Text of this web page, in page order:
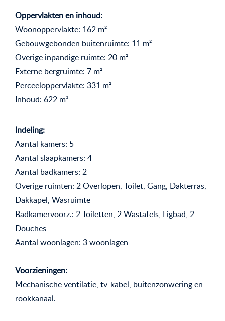
Oppervlakten en inhoud:
Woonoppervlakte: 162 m²
Gebouwgebonden buitenruimte: 11 m²
Overige inpandige ruimte: 20 m²
Externe bergruimte: 7 m²
Perceeloppervlakte: 331 m²
Inhoud: 622 m³
Indeling:
Aantal kamers: 5
Aantal slaapkamers: 4
Aantal badkamers: 2
Overige ruimten: 2 Overlopen, Toilet, Gang, Dakterras,
Dakkapel, Wasruimte
Badkamervoorz.: 2 Toiletten, 2 Wastafels, Ligbad, 2
Douches
Aantal woonlagen: 3 woonlagen
Voorzieningen:
Mechanische ventilatie, tv-kabel, buitenzonwering en
rookkanaal.